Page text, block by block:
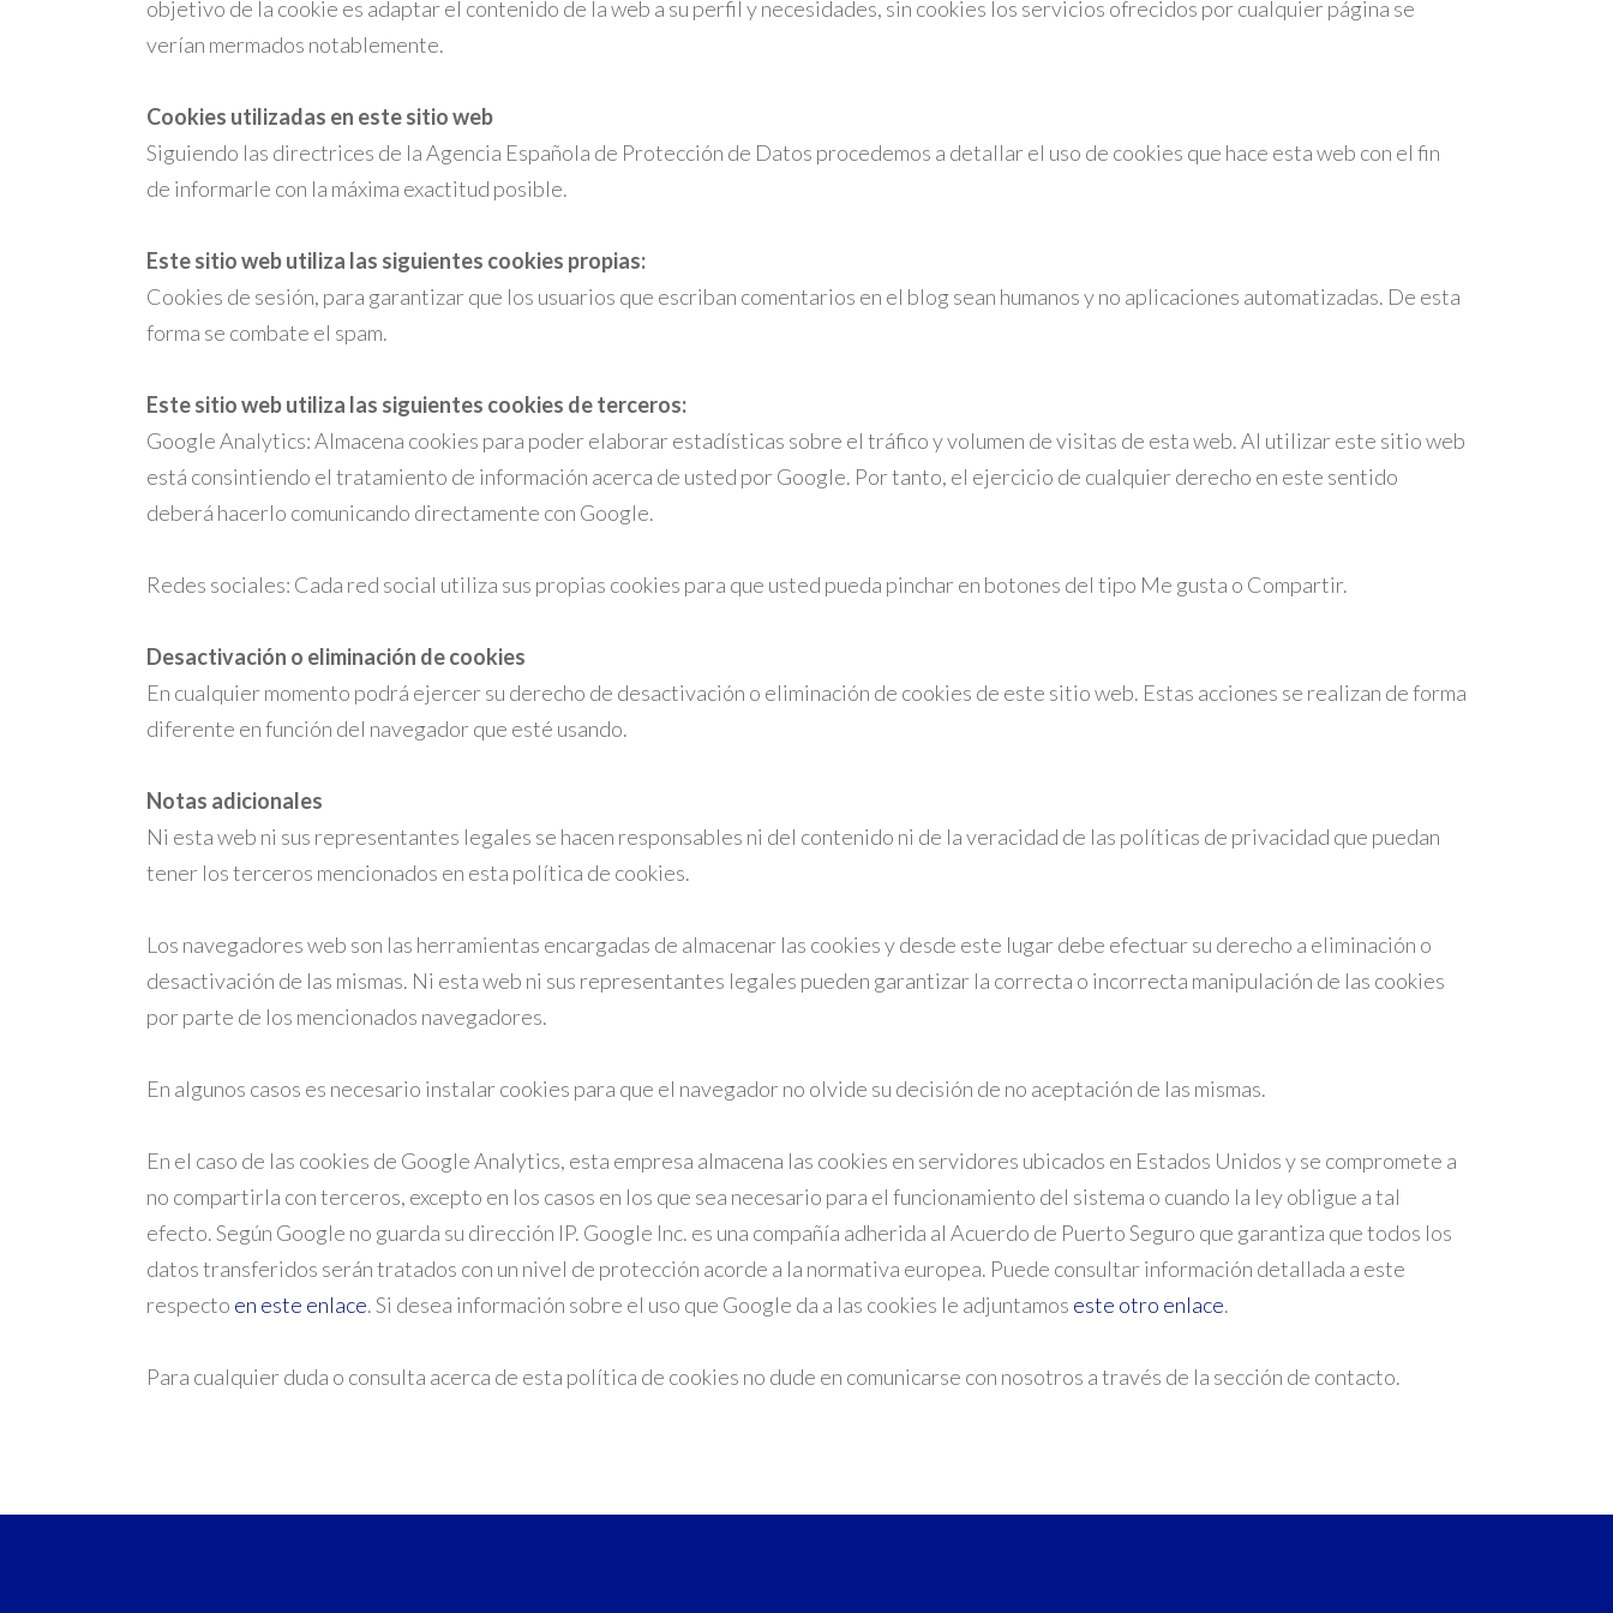
objetivo de la cookie es adaptar el contenido de la web a su perfil y necesidades, sin cookies los servicios ofrecidos por cualquier página se
verían mermados notablemente.
Cookies utilizadas en este sitio web
Siguiendo las directrices de la Agencia Española de Protección de Datos procedemos a detallar el uso de cookies que hace esta web con el fin
de informarle con la máxima exactitud posible.
Este sitio web utiliza las siguientes cookies propias:
Cookies de sesión, para garantizar que los usuarios que escriban comentarios en el blog sean humanos y no aplicaciones automatizadas. De esta
forma se combate el spam.
Este sitio web utiliza las siguientes cookies de terceros:
Google Analytics: Almacena cookies para poder elaborar estadísticas sobre el tráfico y volumen de visitas de esta web. Al utilizar este sitio web
está consintiendo el tratamiento de información acerca de usted por Google. Por tanto, el ejercicio de cualquier derecho en este sentido
deberá hacerlo comunicando directamente con Google.
Redes sociales: Cada red social utiliza sus propias cookies para que usted pueda pinchar en botones del tipo Me gusta o Compartir.
Desactivación o eliminación de cookies
En cualquier momento podrá ejercer su derecho de desactivación o eliminación de cookies de este sitio web. Estas acciones se realizan de forma
diferente en función del navegador que esté usando.
Notas adicionales
Ni esta web ni sus representantes legales se hacen responsables ni del contenido ni de la veracidad de las políticas de privacidad que puedan
tener los terceros mencionados en esta política de cookies.
Los navegadores web son las herramientas encargadas de almacenar las cookies y desde este lugar debe efectuar su derecho a eliminación o
desactivación de las mismas. Ni esta web ni sus representantes legales pueden garantizar la correcta o incorrecta manipulación de las cookies
por parte de los mencionados navegadores.
En algunos casos es necesario instalar cookies para que el navegador no olvide su decisión de no aceptación de las mismas.
En el caso de las cookies de Google Analytics, esta empresa almacena las cookies en servidores ubicados en Estados Unidos y se compromete a
no compartirla con terceros, excepto en los casos en los que sea necesario para el funcionamiento del sistema o cuando la ley obligue a tal
efecto. Según Google no guarda su dirección IP. Google Inc. es una compañía adherida al Acuerdo de Puerto Seguro que garantiza que todos los
datos transferidos serán tratados con un nivel de protección acorde a la normativa europea. Puede consultar información detallada a este
respecto en este enlace. Si desea información sobre el uso que Google da a las cookies le adjuntamos este otro enlace.
Para cualquier duda o consulta acerca de esta política de cookies no dude en comunicarse con nosotros a través de la sección de contacto.